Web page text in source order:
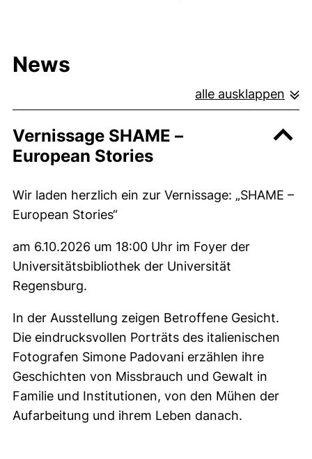
News
alle ausklappen
Vernissage SHAME –
European Stories
Wir laden herzlich ein zur Vernissage: „SHAME –
European Stories“
am 6.10.2026 um 18:00 Uhr im Foyer der
Universitätsbibliothek der Universität
Regensburg.
In der Ausstellung zeigen Betroffene Gesicht.
Die eindrucksvollen Porträts des italienischen
Fotografen Simone Padovani erzählen ihre
Geschichten von Missbrauch und Gewalt in
Familie und Institutionen, von den Mühen der
Aufarbeitung und ihrem Leben danach.